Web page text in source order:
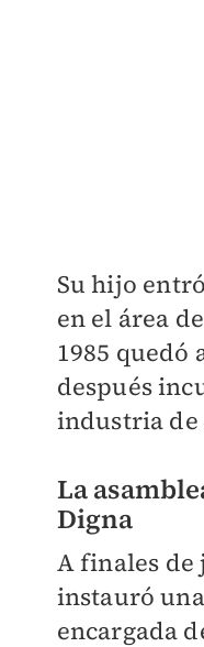
Su hijo
en el área
1985 quedó
después
industria de
La
Digna
A finales de
instauró
encargada